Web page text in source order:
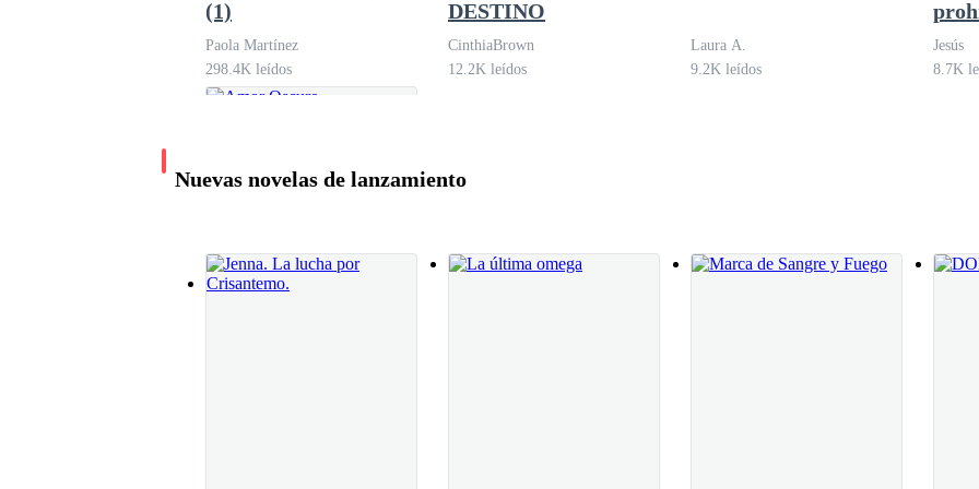
(1)
Paola Martínez
298.4K leídos
DESTINO
CinthiaBrown
12.2K leídos
Laura A.
9.2K leídos
Jesús
8.7K
Nuevas novelas de lanzamiento